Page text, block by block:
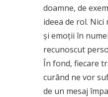
doamne, de
ideea de rol.
și emoții în
recunoscut
În fond, fiecare
curând ne vor
de un mesaj